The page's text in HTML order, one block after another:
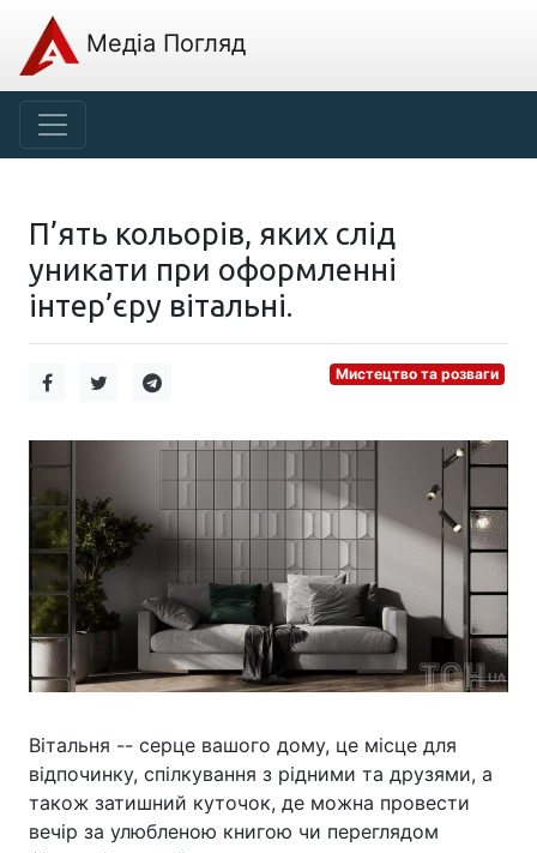
Медіа Погляд
П’ять кольорів, яких слід
уникати при оформленні
інтер’єру вітальні.
Мистецтво та розваги
Вітальня -- серце вашого дому, це місце для
відпочинку, спілкування з рідними та друзями, а
також затишний куточок, де можна провести
вечір за улюбленою книгою чи переглядом